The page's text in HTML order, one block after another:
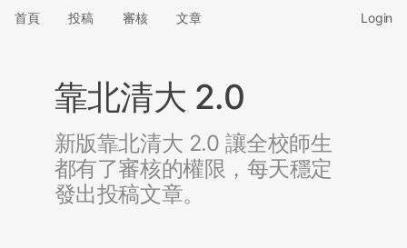
首頁 投稿 審核 文章 Login
靠北清大 2.0
新版靠北清大 2.0 讓全校師生
都有了審核的權限，每天穩定
發出投稿文章。